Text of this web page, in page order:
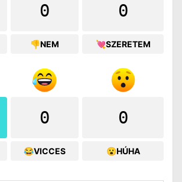
0
👎NEM
0
💘SZERETEM
0
😂VICCES
0
😮HÚHA